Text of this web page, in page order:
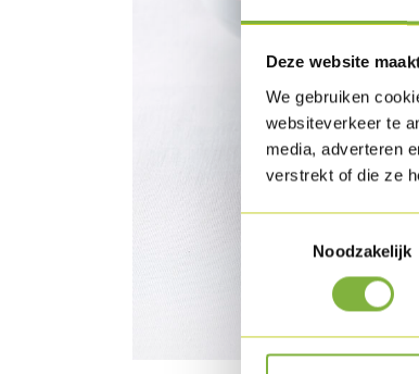
Deze website
We gebruiken
websiteverkeer te
media, adverteren
verstrekt of die ze
Noodzakelijk